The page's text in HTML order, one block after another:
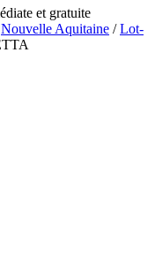
et gratuite
Nouvelle Aquitaine /Lot-